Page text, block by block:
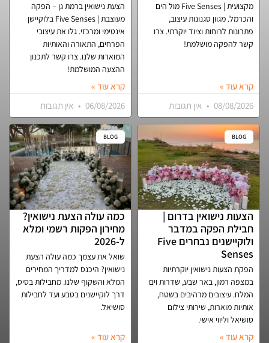
מקצועית | Five Senses מול הים
והכרמל. מגוון סגנונות עיצוב,
פתרונות לרוחות וציוד יוקרתי. צרו
קשר להפקה מושלמת!
קרא עוד »
08/08/2026
אין תגובות
הצעת נישואין ברמת גן – הפקה
מעוצבת | Five Senses בלוקיישן
אינטימי ומרכזי. גלו את עיצובי
הפרחים, התאורה והאותיות
המוארות שלנו. צרו קשר לתכנון
ההצעה המושלמת!
קרא עוד »
06/08/2026
אין תגובות
BLOG
הצעות נישואין בדרום |
חבילת הפקה במדבר
ולוקיישנים נבחרים Five
Senses
הפקת הצעות נישואין יוקרתיות
במצפה רמון, באר שבע, שדרות וים
המלח. עיצובים מרהיבים בשטח,
אותיות מוארות, שירותי צילום
סושיאל וליווי אישי.
קרא עוד »
BLOG
כמה עולה הצעת נישואין?
מחירון הפקות רשמי ומלא
ל-2026
שואל את עצמך כמה עולה הצעת
נישואין? היכנס למדריך המחירים
המלא והשקוף שלנו. מחבילות בסיס,
דרך לוקיישנים בטבע ועד לחבילות
סושיאל.
קרא עוד »